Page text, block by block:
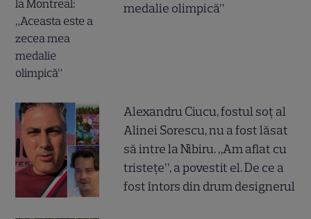
medalie olimpică”
Alexandru Ciucu, fostul soț al
Alinei Sorescu, nu a fost lăsat
să intre la Nibiru. „Am aflat cu
tristețe”, a povestit el. De ce a
fost întors din drum designerul